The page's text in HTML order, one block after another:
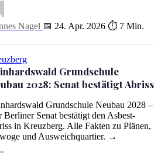
Nagel 📅 24. Apr. 2026 ⏱ 7 Min.
Neubau 2028: Senat bestätigt Abriss
Grundschule
2028: Senat bestätigt Abriss
Grundschule Neubau 2028 –
Berliner Senat bestätigt den Asbest-
in Kreuzberg. Alle Fakten zu Plänen,
und Ausweichquartier. →